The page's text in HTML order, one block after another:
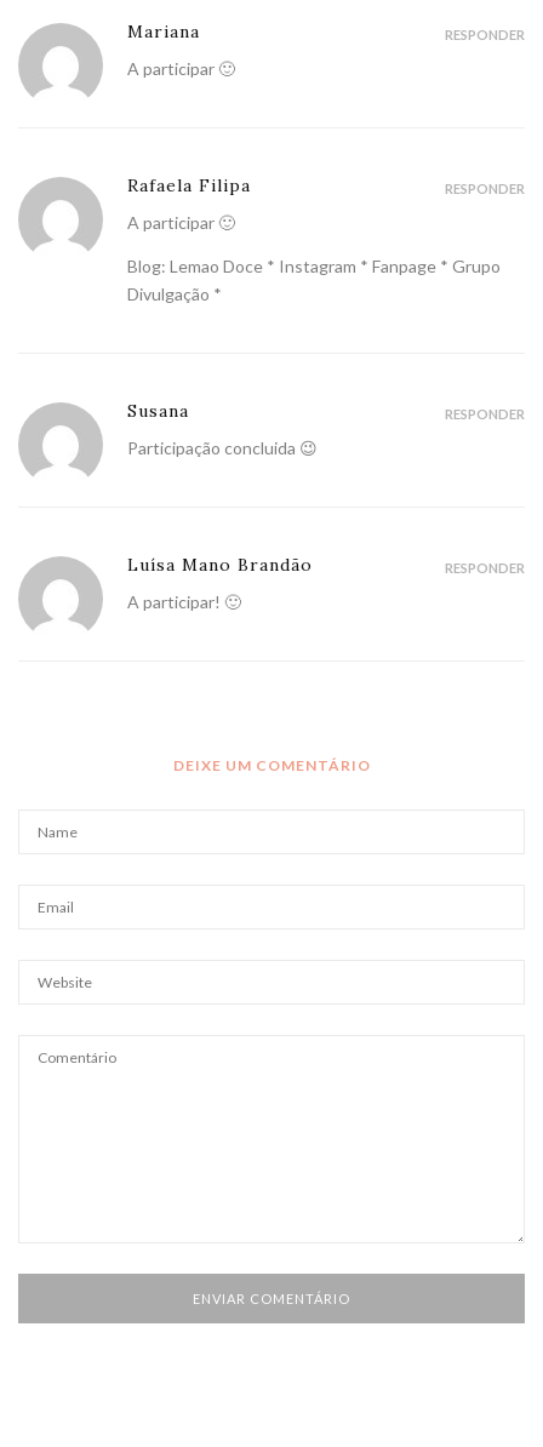
Mariana
A participar 🙂
RESPONDER
Rafaela Filipa
A participar 🙂
Blog: Lemao Doce * Instagram * Fanpage * Grupo
Divulgação *
RESPONDER
Susana
Participação concluida 😉
RESPONDER
Luísa Mano Brandão
A participar! 🙂
RESPONDER
DEIXE UM COMENTÁRIO